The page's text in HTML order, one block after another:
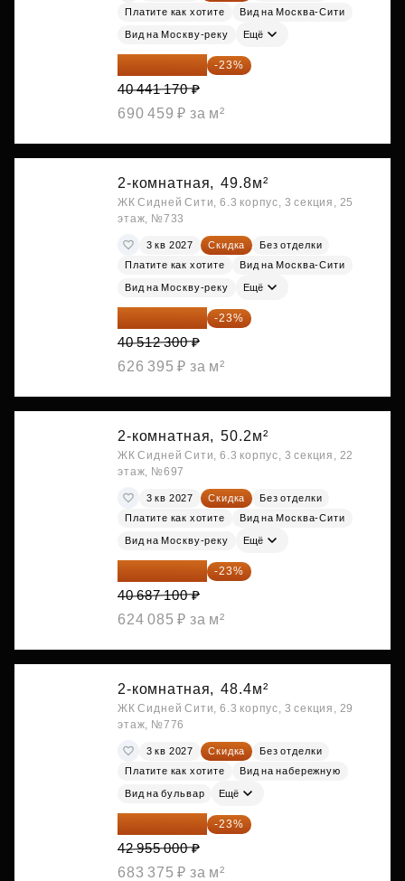
Платите как хотите Вид на Москва-Сити
Вид на Москву-реку Ещё
31 139 701 ₽ -23%
40 441 170 ₽
690 459 ₽ за м²
2-комнатная, 49.8м²
ЖК Сидней Сити, 6.3 корпус, 3 секция, 25
этаж, №733
3 кв 2027 Скидка
Без отделки
Платите как хотите
Вид на Москва-Сити
Вид на Москву-реку Ещё
31 194 471 ₽ -23%
40 512 300 ₽
626 395 ₽ за м²
2-комнатная, 50.2м²
ЖК Сидней Сити, 6.3 корпус, 3 секция, 22
этаж, №697
3 кв 2027 Скидка
Без отделки
Платите как хотите
Вид на Москва-Сити
Вид на Москву-реку Ещё
31 329 067 ₽ -23%
40 687 100 ₽
624 085 ₽ за м²
2-комнатная, 48.4м²
ЖК Сидней Сити, 6.3 корпус, 3 секция, 29
этаж, №776
3 кв 2027 Скидка
Без отделки
Платите как хотите
Вид на набережную
Вид на бульвар Ещё
33 075 350 ₽ -23%
42 955 000 ₽
683 375 ₽ за м²